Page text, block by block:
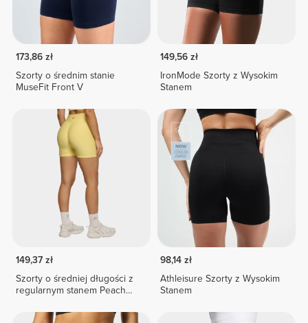
173,86 zł
Szorty o średnim stanie
MuseFit Front V
149,56 zł
IronMode Szorty z Wysokim
Stanem
149,37 zł
Szorty o średniej długości z
regularnym stanem Peach
98,14 zł
Athleisure Szorty z Wysokim
Stanem